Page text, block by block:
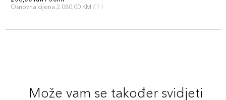
Osnovna cijena 2.080,00 KM / 1 l
Može vam se također svidjeti